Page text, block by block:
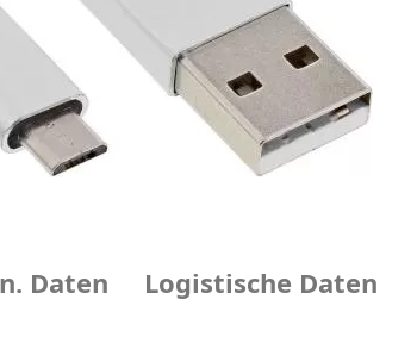
Daten
Logistische Daten